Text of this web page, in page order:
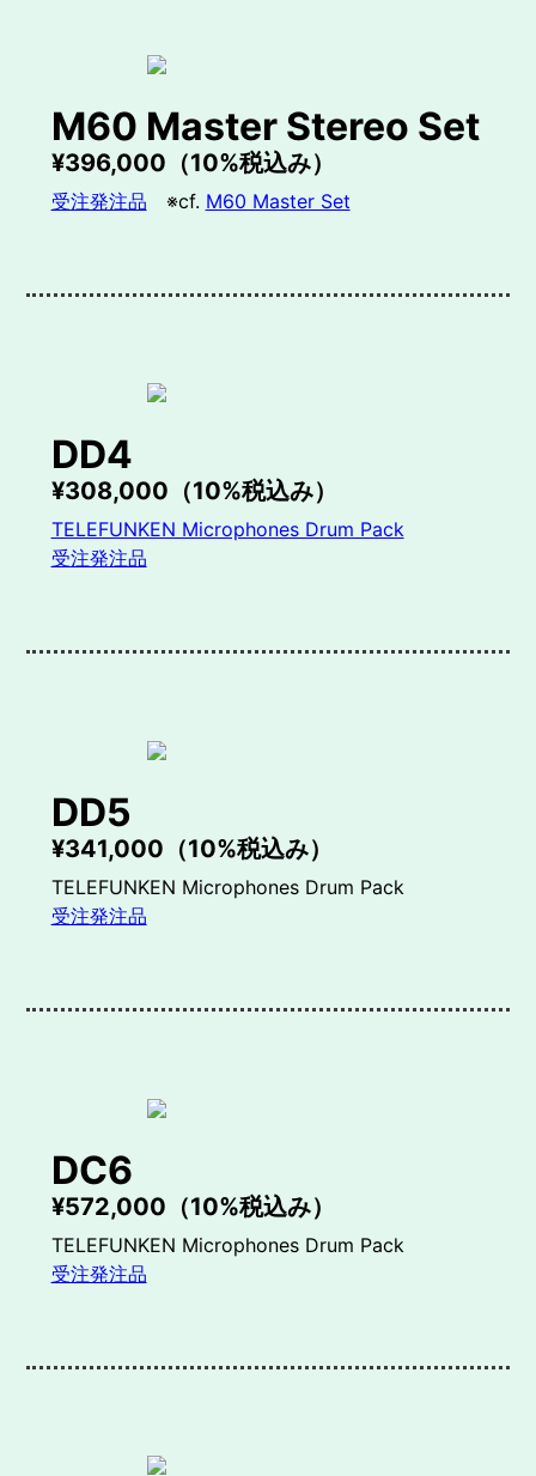
M60 Master Stereo Set
¥396,000（10%税込み）
受注発注品 ※cf. M60 Master Set
DD4
¥308,000（10%税込み）
TELEFUNKEN Microphones Drum Pack
受注発注品
DD5
¥341,000（10%税込み）
TELEFUNKEN Microphones Drum Pack
受注発注品
DC6
¥572,000（10%税込み）
TELEFUNKEN Microphones Drum Pack
受注発注品